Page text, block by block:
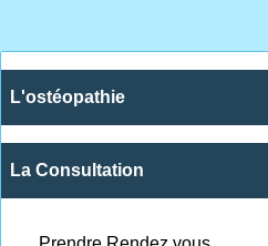
L'ostéopathie
La Consultation